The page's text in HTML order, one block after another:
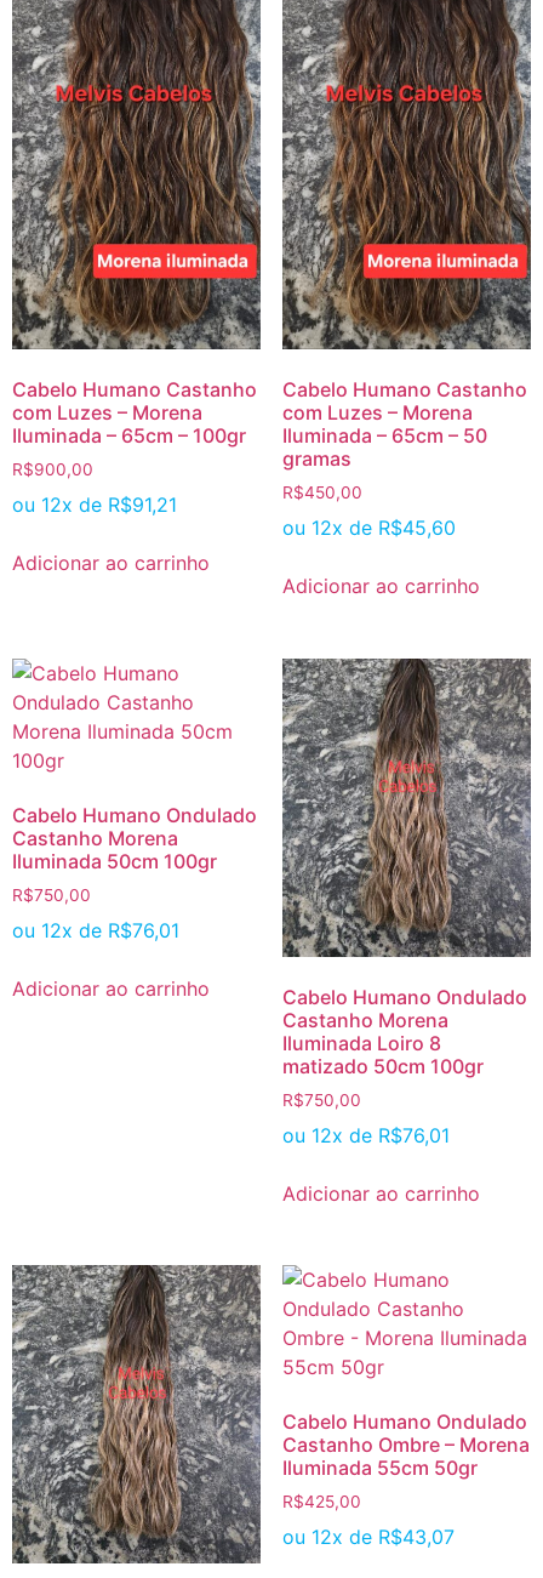
Cabelo Humano Castanho
com Luzes – Morena
Iluminada – 65cm – 100gr
R$900,00
ou 12x de R$91,21
Adicionar ao carrinho
Cabelo Humano Castanho
com Luzes – Morena
Iluminada – 65cm – 50
gramas
R$450,00
ou 12x de R$45,60
Adicionar ao carrinho
Cabelo Humano Ondulado
Castanho Morena
Iluminada 50cm 100gr
R$750,00
ou 12x de R$76,01
Adicionar ao carrinho
Cabelo Humano Ondulado
Castanho Morena
Iluminada Loiro 8
matizado 50cm 100gr
R$750,00
ou 12x de R$76,01
Adicionar ao carrinho
Cabelo Humano Ondulado
Castanho Ombre – Morena
Iluminada 55cm 50gr
R$425,00
ou 12x de R$43,07